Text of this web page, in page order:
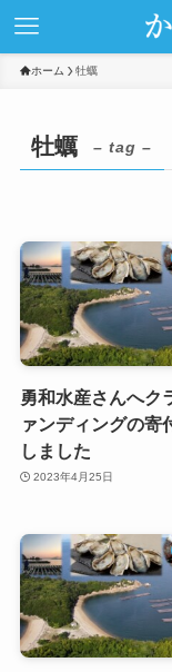
ホーム 牡蠣
牡蠣 – tag –
勇和水産さんへク
ァンディングの寄
しました
2023年4月25日